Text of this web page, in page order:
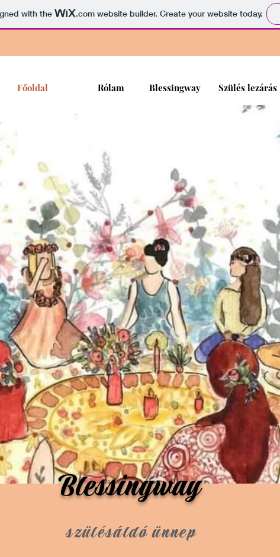
with the .comwebsite builder. Create your website today.
Főoldal Rólam Blessingway Szülés lezárás
Blessingway
szülésáldó ünnep